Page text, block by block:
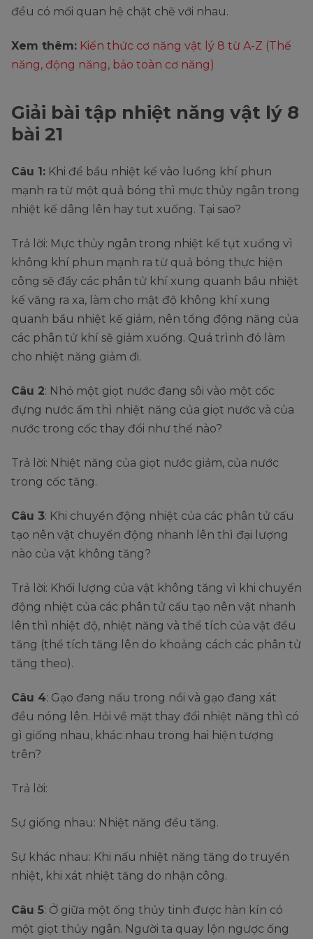
đều có mối quan hệ chặt chẽ với nhau.
Xem thêm: Kiến thức cơ năng vật lý 8 từ A-Z (Thế
năng, động năng, bảo toàn cơ năng)
Giải bài tập nhiệt năng vật lý 8
bài 21
Câu 1: Khi để bầu nhiệt kế vào luồng khí phun
mạnh ra từ một quả bóng thì mực thủy ngân trong
nhiệt kế dâng lên hay tụt xuống. Tại sao?
Trả lời: Mực thủy ngân trong nhiệt kế tụt xuống vì
không khí phun mạnh ra từ quả bóng thực hiện
công sẽ đẩy các phân tử khí xung quanh bầu nhiệt
kế văng ra xa, làm cho mật độ không khí xung
quanh bầu nhiệt kế giảm, nên tổng động năng của
các phân tử khí sẽ giảm xuống. Quá trình đó làm
cho nhiệt năng giảm đi.
Câu 2: Nhỏ một giọt nước đang sôi vào một cốc
đựng nước ấm thì nhiệt năng của giọt nước và của
nước trong cốc thay đổi như thế nào?
Trả lời: Nhiệt năng của giọt nước giảm, của nước
trong cốc tăng.
Câu 3: Khi chuyển động nhiệt của các phân tử cấu
tạo nên vật chuyển động nhanh lên thì đại lượng
nào của vật không tăng?
Trả lời: Khối lượng của vật không tăng vì khi chuyển
động nhiệt của các phân tử cấu tạo nên vật nhanh
lên thì nhiệt độ, nhiệt năng và thể tích của vật đều
tăng (thể tích tăng lên do khoảng cách các phân tử
tăng theo).
Câu 4: Gạo đang nấu trong nồi và gạo đang xát
đều nóng lên. Hỏi về mặt thay đổi nhiệt năng thì có
gì giống nhau, khác nhau trong hai hiện tượng
trên?
Trả lời:
Sự giống nhau: Nhiệt năng đều tăng.
Sự khác nhau: Khi nấu nhiệt năng tăng do truyền
nhiệt, khi xát nhiệt tăng do nhận công.
Câu 5: Ở giữa một ống thủy tinh được hàn kín có
một giọt thủy ngân. Người ta quay lộn ngược ống